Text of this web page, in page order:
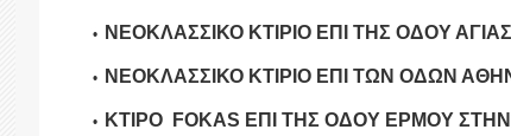
ΝΕΟΚΛΑΣΣΙΚΟ ΚΤΙΡΙΟ ΕΠΙ ΤΗΣ ΟΔΟΥ
ΝΕΟΚΛΑΣΣΙΚΟ ΚΤΙΡΙΟ ΕΠΙ ΤΩΝ ΟΔΩΝ
ΚΤΙΡΟ FOKAS ΕΠΙ ΤΗΣ ΟΔΟΥ ΕΡΜΟΥ